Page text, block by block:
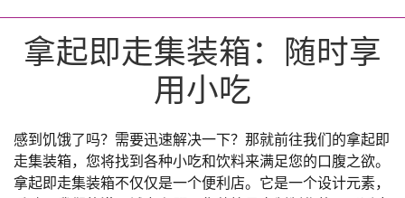
拿起即走集装箱：随时享
用小吃
感到饥饿了吗？需要迅速解决一下？那就前往我们的拿起即
走集装箱，您将找到各种小吃和饮料来满足您的口腹之欲。
拿起即走集装箱不仅仅是一个便利店。它是一个设计元素，